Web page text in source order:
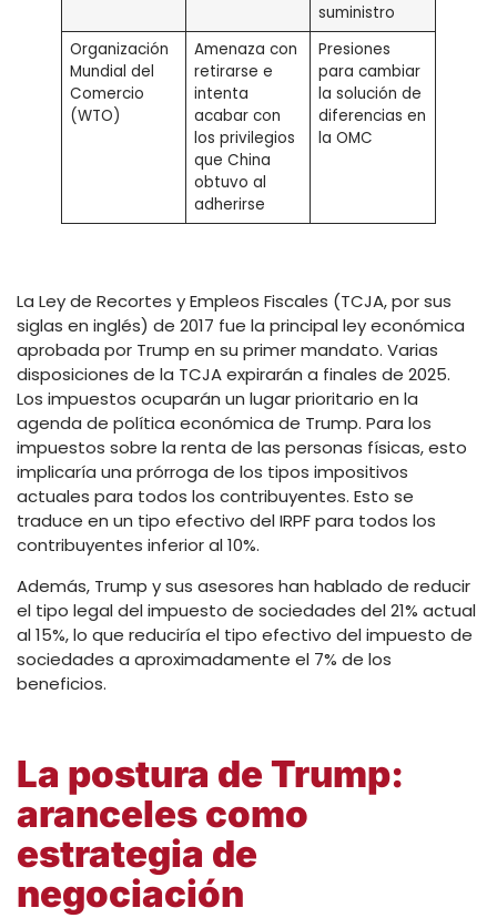
suministro
Organización
Mundial del
Comercio
(WTO)
Amenaza con
retirarse e
intenta
acabar con
los privilegios
que China
obtuvo al
adherirse
Presiones
para cambiar
la solución de
diferencias en
la OMC
La Ley de Recortes y Empleos Fiscales (TCJA, por sus
siglas en inglés) de 2017 fue la principal ley económica
aprobada por Trump en su primer mandato. Varias
disposiciones de la TCJA expirarán a finales de 2025.
Los impuestos ocuparán un lugar prioritario en la
agenda de política económica de Trump. Para los
impuestos sobre la renta de las personas físicas, esto
implicaría una prórroga de los tipos impositivos
actuales para todos los contribuyentes. Esto se
traduce en un tipo efectivo del IRPF para todos los
contribuyentes inferior al 10%.
Además, Trump y sus asesores han hablado de reducir
el tipo legal del impuesto de sociedades del 21% actual
al 15%, lo que reduciría el tipo efectivo del impuesto de
sociedades a aproximadamente el 7% de los
beneficios.
La postura de Trump:
aranceles como
estrategia de
negociación